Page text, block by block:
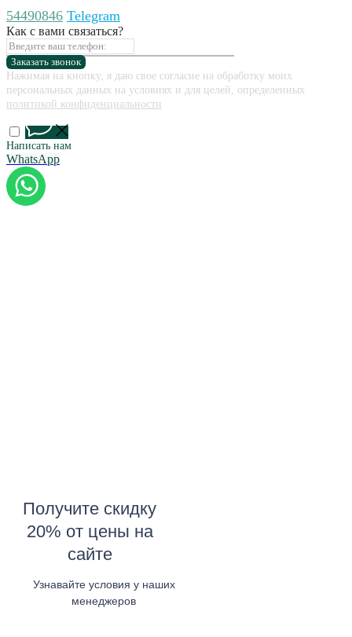
Получите скидку
20% от цены на
сайте
Узнавайте условия у наших
менеджеров
54490846 Telegram
Как с вами связаться?
Заказать звонок
Нажимая на кнопку, я даю свое согласие на обработку моих
персональных данных на условиях и для целей, определенных
политикой конфиденциальности
Написать нам
WhatsApp